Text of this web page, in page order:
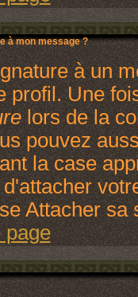
à mon message ?
à un
profil. Une
lors de la
pouvez
la case
Attacher
page